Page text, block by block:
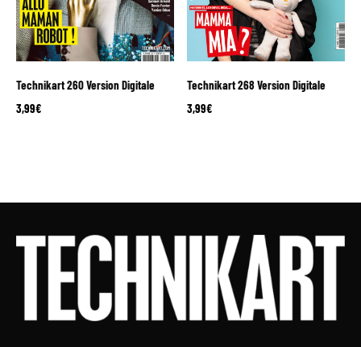
Technikart 260 Version Digitale
3,99€
Technikart 268 Version Digitale
3,99€